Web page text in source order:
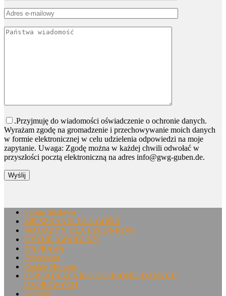
Bitte lasse dieses Feld leer.
.Przyjmuję do wiadomości oświadczenie o ochronie danych.
Wyrażam zgodę na gromadzenie i przechowywanie moich danych
w formie elektronicznej w celu udzielenia odpowiedzi na moje
zapytanie. Uwaga: Zgodę można w każdej chwili odwołać w
przyszłości pocztą elektroniczną na adres info@gwg-guben.de.
Strona Startowa
MIESZKANIA DLA GOŚCI
MAGAZYN DLA CZŁONKÓW
DYŻUR AWARYJNY
NAPRAWA
Impressum
Cookie-Hinweis
OŚWIADCZENIE O OCHRONIE DANYCH
OSOBOWYCH
Kontakt